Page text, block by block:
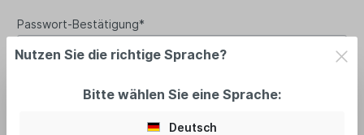
Passwort-Bestätigung*
Nutzen Sie die richtige Sprache?
Bitte wählen Sie eine Sprache:
Deutsch